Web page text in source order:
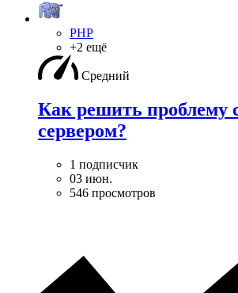
PHP
+2 ещё
Средний
Как решить проблему
сервером?
1 подписчик
03 июн.
546 просмотров